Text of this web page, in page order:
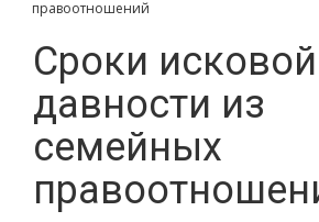
правоотношений
Сроки исковой
давности из
семейных